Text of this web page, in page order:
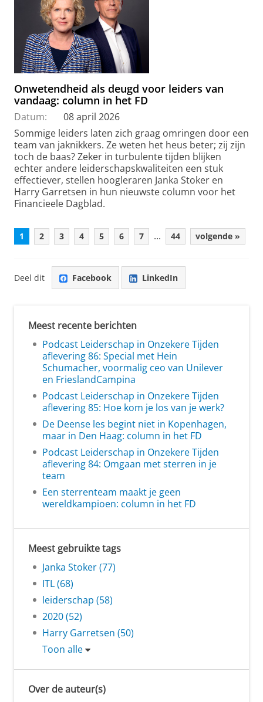
Onwetendheid als deugd voor leiders van
vandaag: column in het FD
Datum:
08 april 2026
Sommige leiders laten zich graag omringen door een
team van jaknikkers. Ze weten het heus beter; zij zijn
toch de baas? Zeker in turbulente tijden blijken
echter andere leiderschapskwaliteiten een stuk
effectiever, stellen hoogleraren Janka Stoker en
Harry Garretsen in hun nieuwste column voor het
Financieele Dagblad.
1 2 3 4 5 6 7 ... 44 volgende »
Deel dit Facebook LinkedIn
Meest recente berichten
Podcast Leiderschap in Onzekere Tijden
aflevering 86: Special met Hein
Schumacher, voormalig ceo van Unilever
en FrieslandCampina
Podcast Leiderschap in Onzekere Tijden
aflevering 85: Hoe kom je los van je werk?
De Deense les begint niet in Kopenhagen,
maar in Den Haag: column in het FD
Podcast Leiderschap in Onzekere Tijden
aflevering 84: Omgaan met sterren in je
team
Een sterrenteam maakt je geen
wereldkampioen: column in het FD
Meest gebruikte tags
Janka Stoker (77)
ITL (68)
leiderschap (58)
2020 (52)
Harry Garretsen (50)
Toon alle
Over de auteur(s)